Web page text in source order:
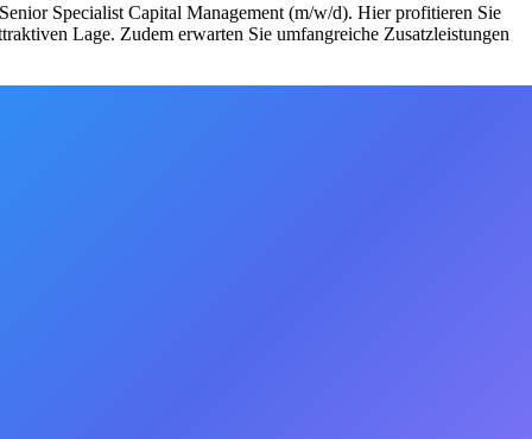
Specialist Capital Management (m/w/d). Hier profitieren Sie
Lage. Zudem erwarten Sie umfangreiche Zusatzleistungen